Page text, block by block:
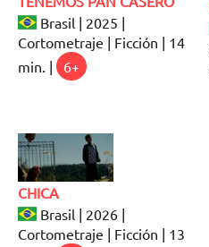
Brasil | 2025 |
Cortometraje | Ficción | 14
min. |
6+
CHICA
Brasil | 2026 |
Cortometraje | Ficción | 13